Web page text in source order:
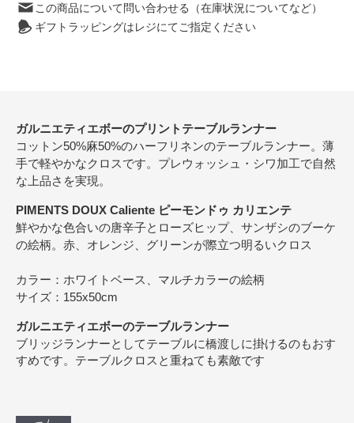
この商品について問い合わせる（在庫状況についてなど）
ギフトラッピングはレジにてご指定ください
ガルニエティエボーのプリントテーブルランナー
コットン50%麻50%のハーフリネンのテーブルランナー。薄
手で軽やかなクロスです。プレウォッシュ・シワ加工で自然
な上品さを実現。
PIMENTS DOUX Caliente ピーモンドゥ カリエンテ
鮮やかな色合いの唐辛子とローズヒップ、サンザシのブーケ
の絵柄。赤、オレンジ、グリーンが際立つ明るいクロス
カラー：ホワイトベース、マルチカラーの絵柄
サイズ：155x50cm
ガルニエティエボーのテーブルランナー
ブリッジランナーとしてテーブルに橋渡しに掛けるのもおす
すめです。テーブルクロスと重ねても素敵です